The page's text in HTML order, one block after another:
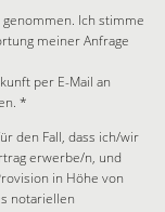
Ich stimme
meiner Anfrage
per E-Mail an
*
den Fall, dass ich/wir
erwerbe/n, und
in Höhe von
notariellen